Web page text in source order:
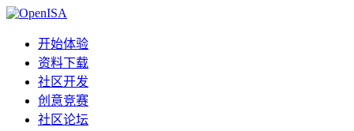
开始体验
资料下载
社区开发
创意竞赛
社区论坛